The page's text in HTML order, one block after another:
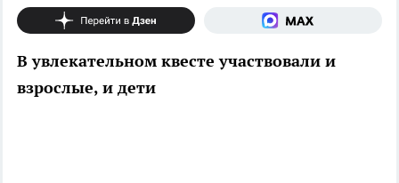
В увлекательном квесте участвовали и
взрослые, и дети